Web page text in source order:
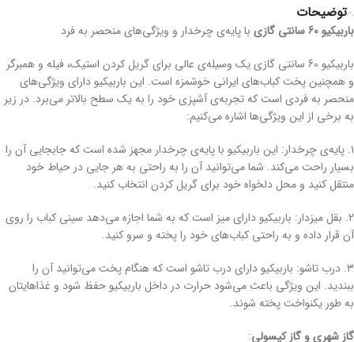
توضیحات
باربیکیو 60 سانتی گازی
با پایه‌ی چرخدار و ویژگی‌های منحصر به فرد
باربیکیو 60 سانتی گازی یک وسیله‌ی عالی برای گریل کردن استیک، فیله و همبرگر
و همچنین پخت کباب‌های ایرانی خوشمزه است. این باربیکیو دارای ویژگی‌های
منحصر به فردی است که تجربه‌ی آشپزی خود را به یک سطح بالاتر می‌برد. در زیر
به برخی از این ویژگی‌ها اشاره می‌کنیم:
۱. پایه‌ی چرخدار: این باربیکیو با پایه‌ی چرخدار مجهز شده است که جابجایی آن را
بسیار راحت می‌کند. شما می‌توانید آن را به راحتی به هر جایی در حیاط خود
منتقل کنید و محل دلخواه خود برای گریل کردن انتخاب کنید.
۲. بقل میزدار: باربیکیو دارای میز است که به شما اجازه می‌دهد سینی کباب را روی
آن قرار داده و به راحتی کباب‌های خود را پخته و سرو کنید.
۳. درب تاشو: باربیکیو دارای درب تاشو است که هنگام پخت می‌توانید آن را
ببندید. این ویژگی باعث می‌شود حرارت در داخل باربیکیو حفظ شود و غذاهایتان
به طور یکنواخت پخته شوند.
گاز شهری و گاز کپسولی: